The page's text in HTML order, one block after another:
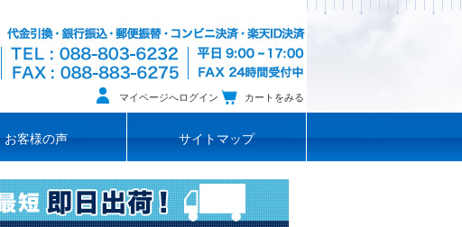
マイページへログイン カートをみる
お客様の声 サイトマップ